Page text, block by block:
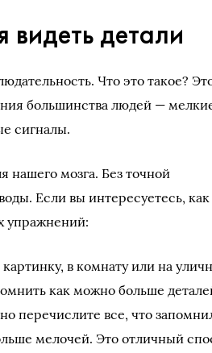
видеть детали
Что это такое?
большинства людей —
сигналы.
нашего мозга. Без точной
Если вы интересуетесь, как
упражнений:
в комнату или на
как можно больше
перечислите все, что
мелочей. Это отличный